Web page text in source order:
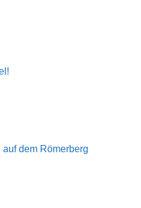
dem Römerberg